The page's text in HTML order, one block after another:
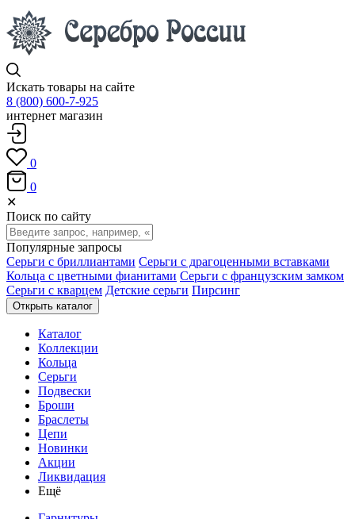
Искать товары на сайте
8 (800) 600-7-925
интернет магазин
0
0
✕
Поиск по сайту
Популярные запросы
Серьги с бриллиантами Серьги с драгоценными вставками
Кольца с цветными фианитами Серьги с французским замком
Серьги с кварцем Детские серьги Пирсинг
Открыть каталог
Каталог
Коллекции
Кольца
Серьги
Подвески
Броши
Браслеты
Цепи
Новинки
Акции
Ликвидация
Ещё